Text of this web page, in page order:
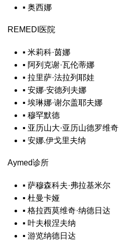
▪ 奥西娜
REMEDI医院
▪ 米莉科·茵娜
▪ 阿列克谢·瓦伦蒂娜
▪ 拉里萨·法拉列耶娃
▪ 安娜·安德列夫娜
▪ 埃琳娜·谢尔盖耶夫娜
▪ 穆罕默德
▪ 亚历山大·亚历山德罗维奇
▪ 安娜.伊戈里夫纳
Aymed诊所
▪ 萨穆森科夫·弗拉基米尔
▪ 杜曼卡娅
▪ 格拉西莫维奇·纳德日达
▪ 叶夫根涅夫纳
▪ 游览纳德日达